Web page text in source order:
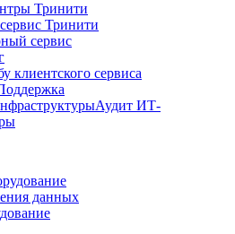
Тринити
Тринити
сервис
клиентского сервиса
Аудит ИТ-
данных